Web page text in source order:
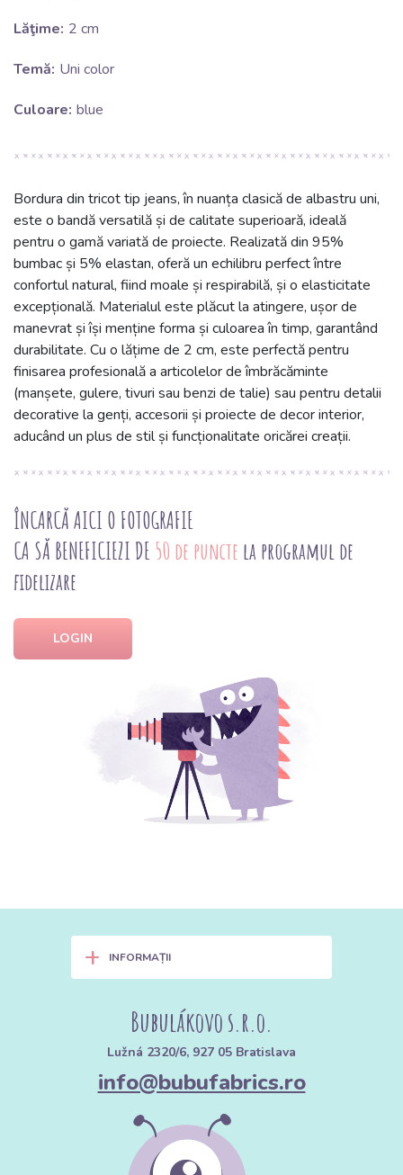
Lăţime: 2 cm
Temă: Uni color
Culoare: blue
Bordura din tricot tip jeans, în nuanța clasică de albastru uni,
este o bandă versatilă și de calitate superioară, ideală
pentru o gamă variată de proiecte. Realizată din 95%
bumbac și 5% elastan, oferă un echilibru perfect între
confortul natural, fiind moale și respirabilă, și o elasticitate
excepțională. Materialul este plăcut la atingere, ușor de
manevrat și își menține forma și culoarea în timp, garantând
durabilitate. Cu o lățime de 2 cm, este perfectă pentru
finisarea profesională a articolelor de îmbrăcăminte
(manșete, gulere, tivuri sau benzi de talie) sau pentru detalii
decorative la genți, accesorii și proiecte de decor interior,
aducând un plus de stil și funcționalitate oricărei creații.
ÎNCARCĂ AICI O FOTOGRAFIE
CA SĂ BENEFICIEZI DE 50 de puncte la programul de
fidelizare
LOGIN
+ INFORMAȚII
Bubulákovo s.r.o.
Lužná 2320/6, 927 05 Bratislava
info@bubufabrics.ro